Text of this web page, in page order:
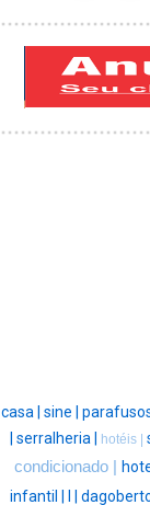
casa | sine | parafusos
serralheria | hotéis |
condicionado |
infantil |
dagoberto